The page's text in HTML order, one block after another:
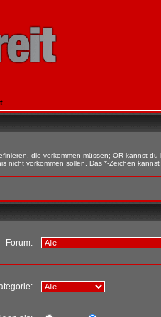
die vorkommen müssen; OR kannst du
nicht vorkommen sollen. Das *-Zeichen
Forum: